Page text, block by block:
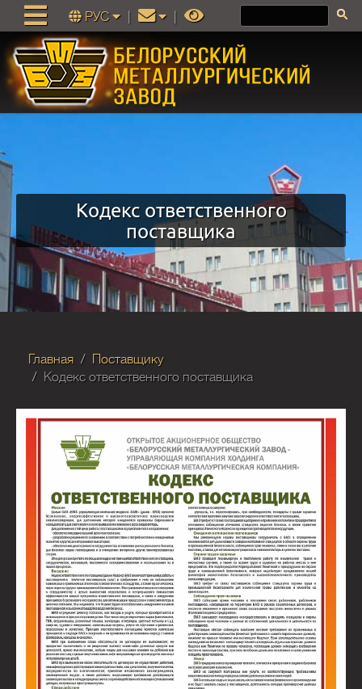
РУС
Кодекс ответственного
поставщика
Главная
Поставщику
Кодекс ответственного поставщика